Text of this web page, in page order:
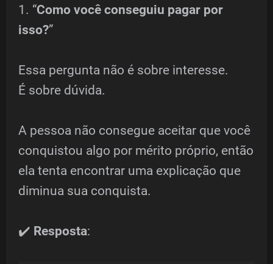
1. “Como você conseguiu pagar por
isso?”
Essa pergunta não é sobre interesse.
É sobre dúvida.
A pessoa não consegue aceitar que você
conquistou algo por mérito próprio, então
ela tenta encontrar uma explicação que
diminua sua conquista.
✔️ Resposta: